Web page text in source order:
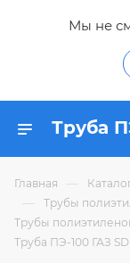
Мы не
Главная —
— Трубы
Трубы
Труба ПЭ-100 ГАЗ